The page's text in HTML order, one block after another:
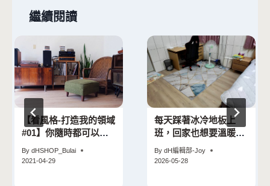
繼續閱讀
【看風格-打造我的領域
#01】你隨時都可以給
波弱的上班族黑白煮
By dHSHOP_Bulai
2021-04-29
每天踩著冰冷地板上
班，回家也想要溫暖的
By dH編輯部-Joy
2026-05-28